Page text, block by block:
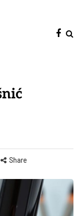
Share